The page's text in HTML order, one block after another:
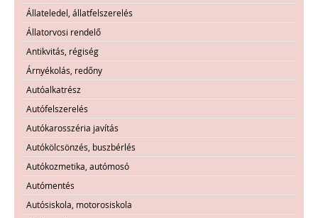
Állateledel, állatfelszerelés
Állatorvosi rendelő
Antikvitás, régiség
Árnyékolás, redőny
Autóalkatrész
Autófelszerelés
Autókarosszéria javítás
Autókölcsönzés, buszbérlés
Autókozmetika, autómosó
Autómentés
Autósiskola, motorosiskola